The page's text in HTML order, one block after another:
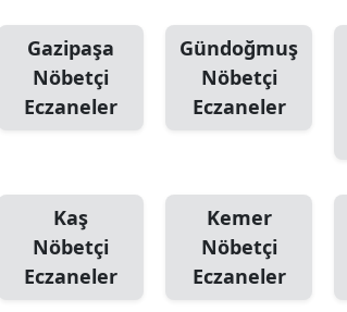
Gazipaşa
Nöbetçi
Eczaneler
Gündoğmuş
Nöbetçi
Eczaneler
Kaş
Nöbetçi
Eczaneler
Kemer
Nöbetçi
Eczaneler